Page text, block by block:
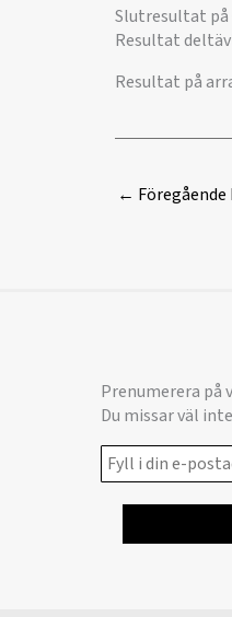
Slutresultat på
Resultat
Resultat på
←
Prenumerera på
Du missar väl